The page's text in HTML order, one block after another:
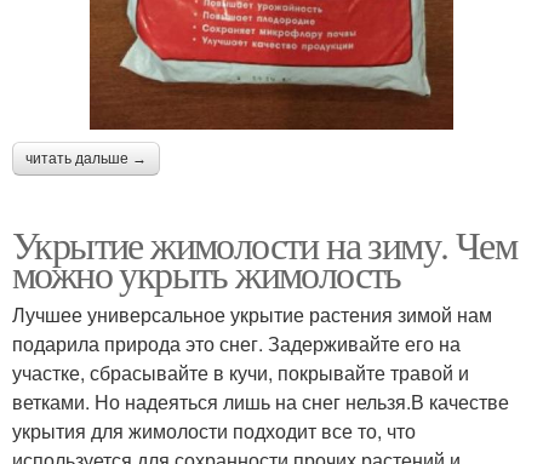
читать дальше →
Укрытие жимолости на зиму. Чем
можно укрыть жимолость
Лучшее универсальное укрытие растения зимой нам
подарила природа это снег. Задерживайте его на
участке, сбрасывайте в кучи, покрывайте травой и
ветками. Но надеяться лишь на снег нельзя.В качестве
укрытия для жимолости подходит все то, что